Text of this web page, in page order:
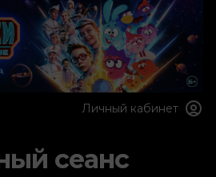
Личный кабинет
сеанс